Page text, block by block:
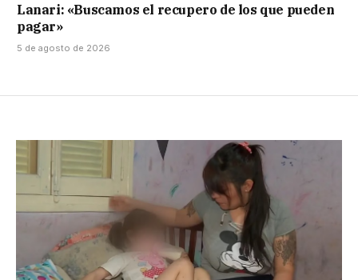
Lanari: «Buscamos el recupero de los que pueden
pagar»
5 de agosto de 2026